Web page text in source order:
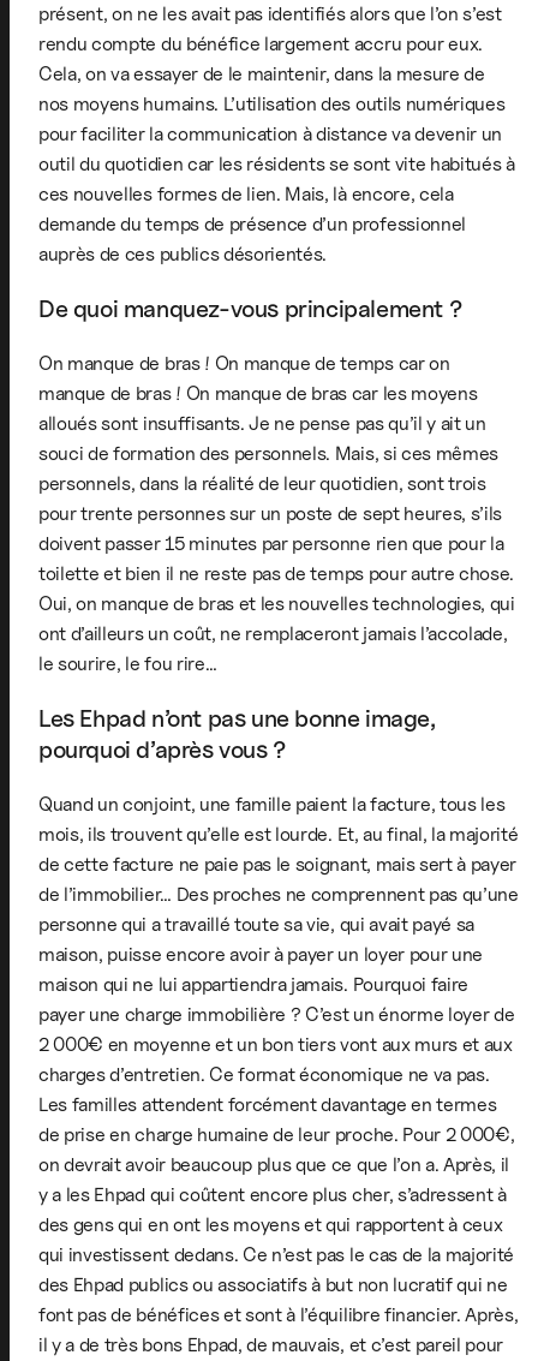
présent, on ne les avait pas identifiés alors que l’on s’est
rendu compte du bénéfice largement accru pour eux.
Cela, on va essayer de le maintenir, dans la mesure de
nos moyens humains. L’utilisation des outils numériques
pour faciliter la communication à distance va devenir un
outil du quotidien car les résidents se sont vite habitués à
ces nouvelles formes de lien. Mais, là encore, cela
demande du temps de présence d’un professionnel
auprès de ces publics désorientés.
De quoi manquez-vous principalement ?
On manque de bras ! On manque de temps car on
manque de bras ! On manque de bras car les moyens
alloués sont insuffisants. Je ne pense pas qu’il y ait un
souci de formation des personnels. Mais, si ces mêmes
personnels, dans la réalité de leur quotidien, sont trois
pour trente personnes sur un poste de sept heures, s’ils
doivent passer 15 minutes par personne rien que pour la
toilette et bien il ne reste pas de temps pour autre chose.
Oui, on manque de bras et les nouvelles technologies, qui
ont d’ailleurs un coût, ne remplaceront jamais l’accolade,
le sourire, le fou rire…
Les Ehpad n’ont pas une bonne image,
pourquoi d’après vous ?
Quand un conjoint, une famille paient la facture, tous les
mois, ils trouvent qu’elle est lourde. Et, au final, la majorité
de cette facture ne paie pas le soignant, mais sert à payer
de l’immobilier… Des proches ne comprennent pas qu’une
personne qui a travaillé toute sa vie, qui avait payé sa
maison, puisse encore avoir à payer un loyer pour une
maison qui ne lui appartiendra jamais. Pourquoi faire
payer une charge immobilière ? C’est un énorme loyer de
2 000€ en moyenne et un bon tiers vont aux murs et aux
charges d’entretien. Ce format économique ne va pas.
Les familles attendent forcément davantage en termes
de prise en charge humaine de leur proche. Pour 2 000€,
on devrait avoir beaucoup plus que ce que l’on a. Après, il
y a les Ehpad qui coûtent encore plus cher, s’adressent à
des gens qui en ont les moyens et qui rapportent à ceux
qui investissent dedans. Ce n’est pas le cas de la majorité
des Ehpad publics ou associatifs à but non lucratif qui ne
font pas de bénéfices et sont à l’équilibre financier. Après,
il y a de très bons Ehpad, de mauvais, et c’est pareil pour